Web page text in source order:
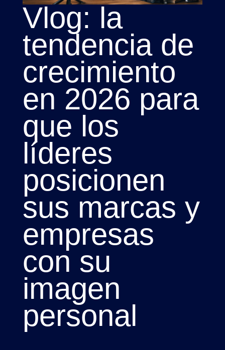
Vlog: la
tendencia de
crecimiento
en 2026 para
que los
líderes
posicionen
sus marcas y
empresas
con su
imagen
personal